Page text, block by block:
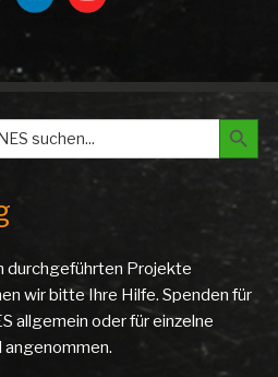
Search
durchgeführten Projekte
wir bitte Ihre Hilfe. Spenden für
allgemein oder für einzelne